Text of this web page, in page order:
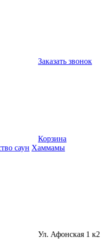
Заказать звонок
Корзина
саун Хаммамы
Ул. Афонская 1 к2